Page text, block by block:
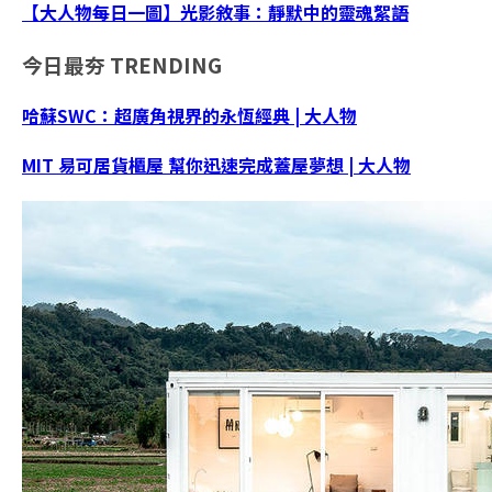
【大人物每日一圖】光影敘事：靜默中的靈魂絮語
今日最夯 TRENDING
哈蘇SWC：超廣角視界的永恆經典 | 大人物
MIT 易可居貨櫃屋 幫你迅速完成蓋屋夢想 | 大人物